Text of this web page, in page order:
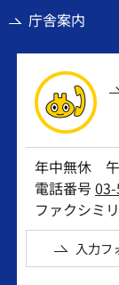
庁舎案内
年中無休 午
電話番号
ファクシミ
入力フ